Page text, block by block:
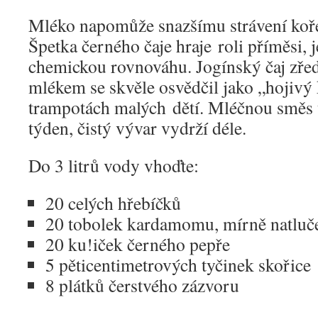
Mléko napomůže snazšímu strávení
Špetka černého čaje hraje roli příměsi,
chemickou rovnováhu. Jogínský čaj
mlékem se skvěle osvědčil jako
trampotách malých dětí. Mléčnou
týden, čistý vývar vydrží déle.
Do 3 litrů vody vhoďte:
20 celých hřebíčků
20 tobolek kardamomu, mírně
20 ku!iček černého pepře
5 pěticentimetrových tyčinek skořice
8 plátků čerstvého zázvoru